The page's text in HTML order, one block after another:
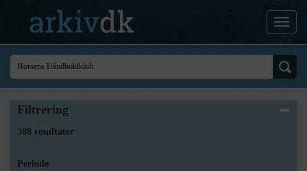
Filtrering
388 resultater
Periode